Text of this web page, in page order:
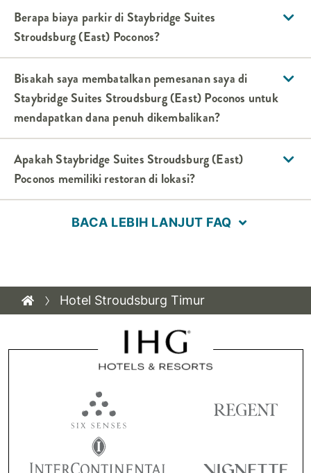
Berapa biaya parkir di Staybridge Suites
Stroudsburg (East) Poconos?
Bisakah saya membatalkan pemesanan saya di
Staybridge Suites Stroudsburg (East) Poconos untuk
mendapatkan dana penuh dikembalikan?
ApakahStaybridge Suites Stroudsburg (East)
Poconos memiliki restoran di lokasi?
BACA LEBIH LANJUT FAQ
Hotel Stroudsburg Timur